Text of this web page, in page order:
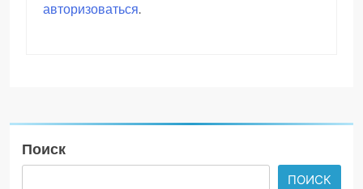
авторизоваться.
Поиск
ПОИСК